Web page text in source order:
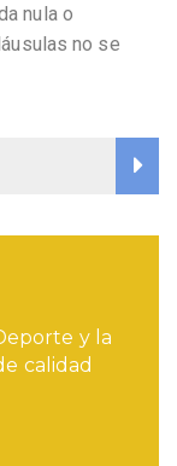
nula o
no se
y la
calidad